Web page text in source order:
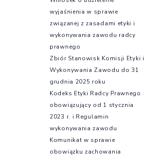
wyjaśnienia w sprawie
związanej z zasadami etyki i
wykonywania zawodu radcy
prawnego
Zbiór Stanowisk Komisji Etyki i
Wykonywania Zawodu do 31
grudnia 2025 roku
Kodeks Etyki Radcy Prawnego
obowiązujący od 1 stycznia
2023 r. i Regulamin
wykonywania zawodu
Komunikat w sprawie
obowiązku zachowania